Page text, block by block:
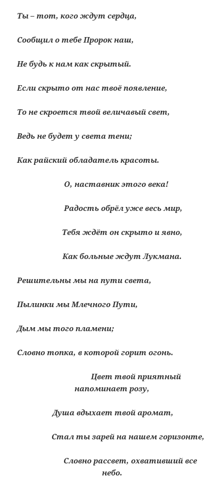
Ты – тот, кого ждут сердца,
Сообщил о тебе Пророк наш,
Не будь к нам как скрытый.
Если скрыто от нас твоё появление,
То не скроется твой величавый свет,
Ведь не будет у света тени;
Как райский обладатель красоты.
О, наставник этого века!
Радость обрёл уже весь мир,
Тебя ждёт он скрыто и явно,
Как больные ждут Лукмана.
Решительны мы на пути света,
Пылинки мы Млечного Пути,
Дым мы того пламени;
Словно топка, в которой горит огонь.
Цвет твой приятный
напоминает розу,
Душа вдыхает твой аромат,
Стал ты зарей на нашем горизонте,
Словно рассвет, охвативший все
небо.